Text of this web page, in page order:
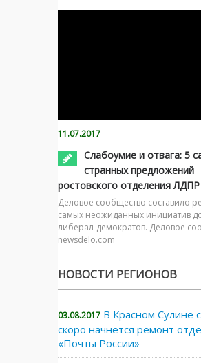
11.07.2017
Слабоумие и отвага: 5
странных предложений
ростовского отделения ЛДПР
Деловое сообщество составило
самых неожиданных инициатив
либерал-демократов. Деловое
newsdelo.com
НОВОСТИ РЕГИОНОВ
03.08.2017 В Красном Сулине
скоро начнётся ремонт
«Почты России»